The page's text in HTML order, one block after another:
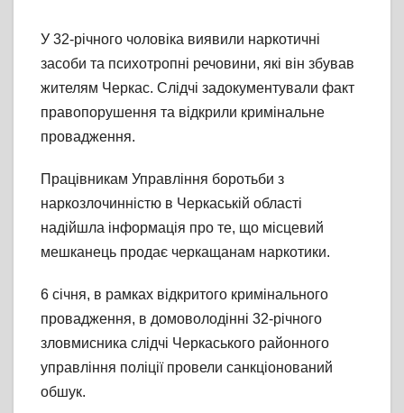
У 32-річного чоловіка виявили наркотичні
засоби та психотропні речовини, які він збував
жителям Черкас. Слідчі задокументували факт
правопорушення та відкрили кримінальне
провадження.
Працівникам Управління боротьби з
наркозлочинністю в Черкаській області
надійшла інформація про те, що місцевий
мешканець продає черкащанам наркотики.
6 січня, в рамках відкритого кримінального
провадження, в домоволодінні 32-річного
зловмисника слідчі Черкаського районного
управління поліції провели санкціонований
обшук.